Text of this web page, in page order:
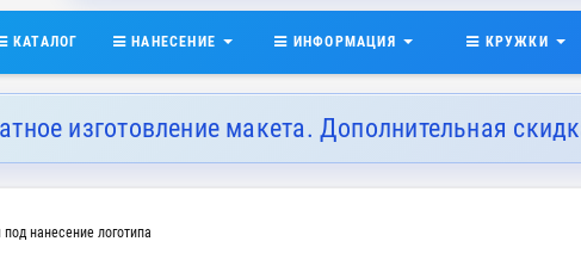
КАТАЛОГ НАНЕСЕНИЕ ИНФОРМАЦИЯ КРУЖКИ
изготовление макета. Дополнительная
нанесение логотипа